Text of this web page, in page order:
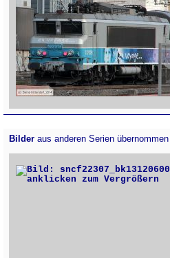
Bilder aus anderen Serien